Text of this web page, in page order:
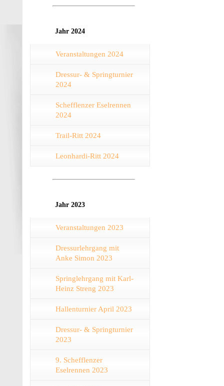
Jahr 2024
Veranstaltungen 2024
Dressur- & Springturnier
2024
Schefflenzer Eselrennen
2024
Trail-Ritt 2024
Leonhardi-Ritt 2024
Jahr 2023
Veranstaltungen 2023
Dressurlehrgang mit
Anke Simon 2023
Springlehrgang mit Karl-
Heinz Streng 2023
Hallenturnier April 2023
Dressur- & Springturnier
2023
9. Schefflenzer
Eselrennen 2023